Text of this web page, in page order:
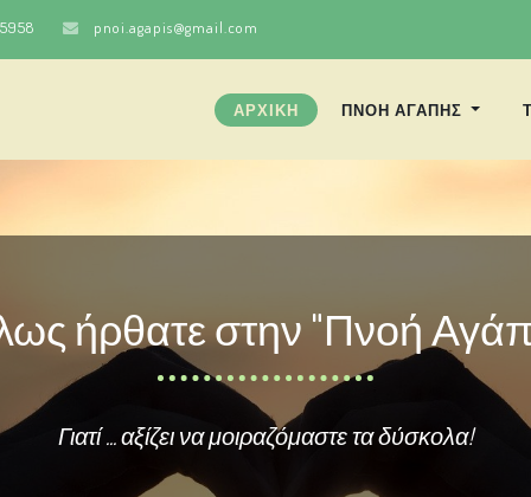
pnoi.agapis@gmail.com
ΑΡΧΙΚΗ ΠΝΟΗ ΑΓΑΠΗΣ
ήρθατε στην "Πνοή
Γιατί ... αξίζει να μοιραζόμαστε τα δύσκολα!